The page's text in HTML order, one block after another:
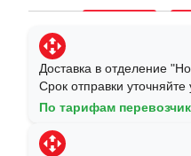
Доставка в отделение
Срок отправки
По тарифам